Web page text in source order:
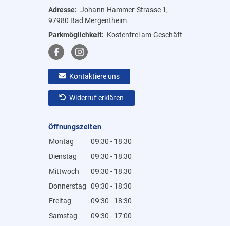
Adresse: Johann-Hammer-Strasse 1,
97980 Bad Mergentheim
Parkmöglichkeit: Kostenfrei am Geschäft
Kontaktiere uns
Widerruf erklären
Öffnungszeiten
Montag
09:30 - 18:30
Dienstag
09:30 - 18:30
Mittwoch
09:30 - 18:30
Donnerstag
09:30 - 18:30
Freitag
09:30 - 18:30
Samstag
09:30 - 17:00